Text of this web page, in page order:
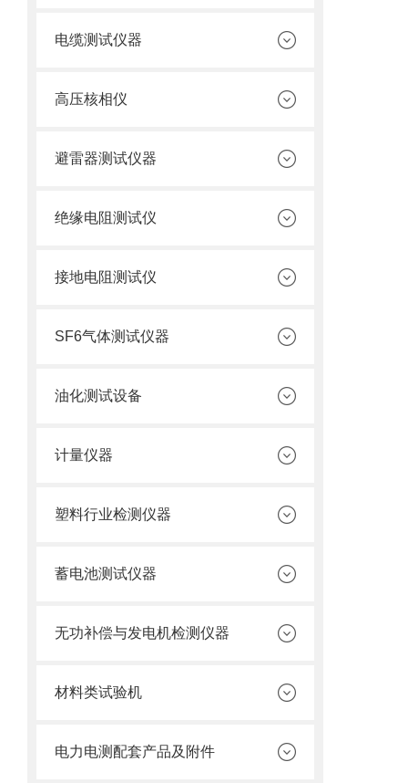
电缆测试仪器
高压核相仪
避雷器测试仪器
绝缘电阻测试仪
接地电阻测试仪
SF6气体测试仪器
油化测试设备
计量仪器
塑料行业检测仪器
蓄电池测试仪器
无功补偿与发电机检测仪器
材料类试验机
电力电测配套产品及附件